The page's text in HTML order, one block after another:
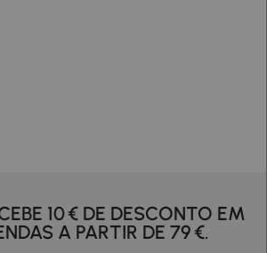
10 € DE DESCONTO EM
A PARTIR DE 79 €.